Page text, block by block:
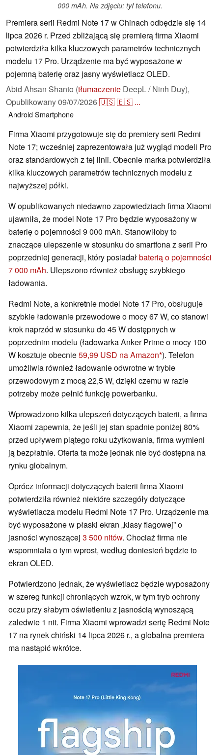
000 mAh. Na zdjęciu: tył telefonu.
Premiera serii Redmi Note 17 w Chinach odbędzie się 14
lipca 2026 r. Przed zbliżającą się premierą firma Xiaomi
potwierdziła kilka kluczowych parametrów technicznych
modelu 17 Pro. Urządzenie ma być wyposażone w
pojemną baterię oraz jasny wyświetlacz OLED.
Abid Ahsan Shanto (tłumaczenie DeepL / Ninh Duy),
Opublikowany09/07/2026🇺🇸🇪🇸 ...
AndroidSmartphone
Firma Xiaomi przygotowuje się do premiery serii Redmi
Note 17; wcześniej zaprezentowała już wygląd modeli Pro
oraz standardowych z tej linii. Obecnie marka potwierdziła
kilka kluczowych parametrów technicznych modelu z
najwyższej półki.
W opublikowanych niedawno zapowiedziach firma Xiaomi
ujawniła, że model Note 17 Pro będzie wyposażony w
baterię o pojemności 9 000 mAh. Stanowiłoby to
znaczące ulepszenie w stosunku do smartfona z serii Pro
poprzedniej generacji, który posiadałbaterią o pojemności
7 000 mAh. Ulepszono również obsługę szybkiego
ładowania.
Redmi Note, a konkretnie model Note 17 Pro, obsługuje
szybkie ładowanie przewodowe o mocy 67 W, co stanowi
krok naprzód w stosunku do 45 W dostępnych w
poprzednim modelu (ładowarka Anker Prime o mocy 100
W kosztuje obecnie59,99 USD na Amazon ). Telefon
umożliwia również ładowanie odwrotne w trybie
przewodowym z mocą 22,5 W, dzięki czemu w razie
potrzeby może pełnić funkcję powerbanku.
Wprowadzono kilka ulepszeń dotyczących baterii, a firma
Xiaomi zapewnia, że jeśli jej stan spadnie poniżej 80%
przed upływem piątego roku użytkowania, firma wymieni
ją bezpłatnie. Oferta ta może jednak nie być dostępna na
rynku globalnym.
Oprócz informacji dotyczących baterii firma Xiaomi
potwierdziła również niektóre szczegóły dotyczące
wyświetlacza modelu Redmi Note 17 Pro. Urządzenie ma
być wyposażone w płaski ekran „klasy flagowej” o
jasności wynoszącej 3 500 nitów. Chociaż firma nie
wspomniała o tym wprost, według doniesień będzie to
ekran OLED.
Potwierdzono jednak, że wyświetlacz będzie wyposażony
w szereg funkcji chroniących wzrok, w tym tryb ochrony
oczu przy słabym oświetleniu z jasnością wynoszącą
zaledwie 1 nit. Firma Xiaomi wprowadzi serię Redmi Note
17 na rynek chiński 14 lipca 2026 r., a globalna premiera
ma nastąpić wkrótce.